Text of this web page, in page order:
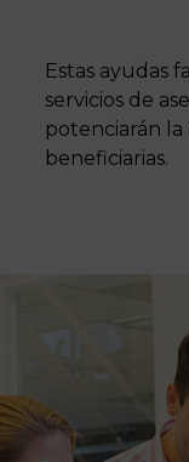
Estas ayudas
servicios de
potenciarán la
beneficiarias.